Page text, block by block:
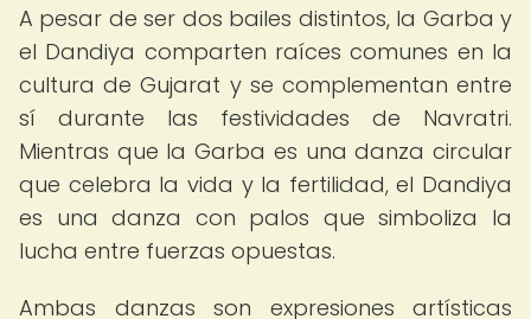
A pesar de ser dos bailes distintos, la Garba y
el Dandiya comparten raíces comunes en la
cultura de Gujarat y se complementan entre
sí durante las festividades de Navratri.
Mientras que la Garba es una danza circular
que celebra la vida y la fertilidad, el Dandiya
es una danza con palos que simboliza la
lucha entre fuerzas opuestas.
Ambas danzas son expresiones artísticas